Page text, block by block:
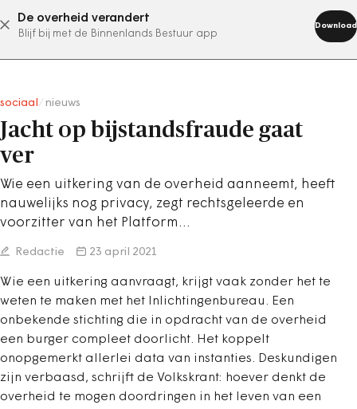
De overheid verandert
Blijf bij met de Binnenlands Bestuur app
Download
abonneer nu
sociaal nieuws
Jacht op bijstandsfraude gaat
ver
Wie een uitkering van de overheid aanneemt, heeft
nauwelijks nog privacy, zegt rechtsgeleerde en
voorzitter van het Platform…
Redactie 23 april 2021
Wie een uitkering aanvraagt, krijgt vaak zonder het te
weten te maken met het Inlichtingenbureau. Een
onbekende stichting die in opdracht van de overheid
een burger compleet doorlicht. Het koppelt
onopgemerkt allerlei data van instanties. Deskundigen
zijn verbaasd, schrijft de Volkskrant: hoever denkt de
overheid te mogen doordringen in het leven van een